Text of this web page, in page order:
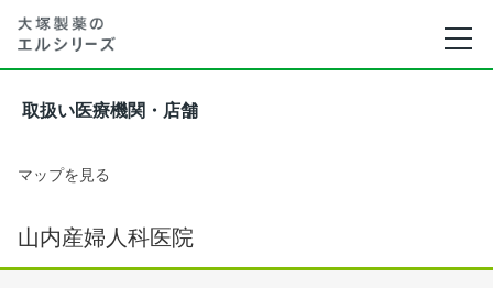
取扱い医療機関・店舗
マップを見る
山内産婦人科医院